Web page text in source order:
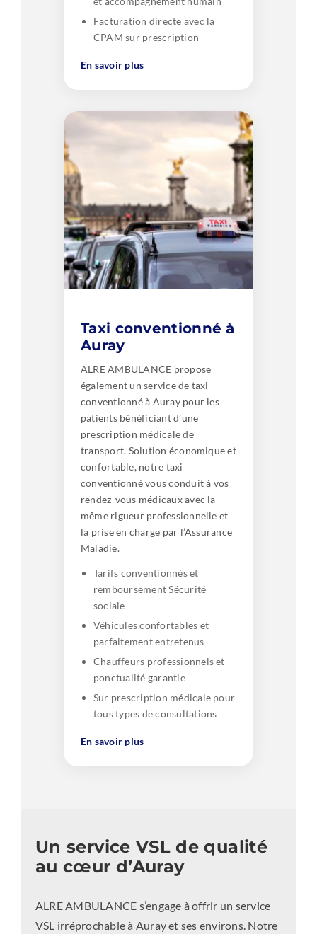
Facturation directe avec la
CPAM sur prescription
En savoir plus
Taxi conventionné à
Auray
ALRE AMBULANCE propose
également un service de taxi
conventionné à Auray pour les
patients bénéficiant d’une
prescription médicale de
transport. Solution économique et
confortable, notre taxi
conventionné vous conduit à vos
rendez-vous médicaux avec la
même rigueur professionnelle et
la prise en charge par l’Assurance
Maladie.
Tarifs conventionnés et
remboursement Sécurité
sociale
Véhicules confortables et
parfaitement entretenus
Chauffeurs professionnels et
ponctualité garantie
Sur prescription médicale pour
tous types de consultations
En savoir plus
Un service VSL de qualité
au cœur d’Auray
ALRE AMBULANCE s’engage à offrir un service
VSL irréprochable à Auray et ses environs. Notre